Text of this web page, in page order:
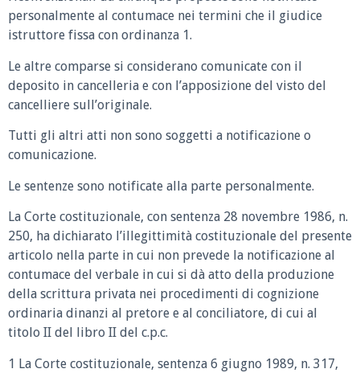
personalmente al contumace nei termini che il giudice
istruttore fissa con ordinanza 1.
Le altre comparse si considerano comunicate con il
deposito in cancelleria e con l’apposizione del visto del
cancelliere sull’originale.
Tutti gli altri atti non sono soggetti a notificazione o
comunicazione.
Le sentenze sono notificate alla parte personalmente.
La Corte costituzionale, con sentenza 28 novembre 1986, n.
250, ha dichiarato l’illegittimità costituzionale del presente
articolo nella parte in cui non prevede la notificazione al
contumace del verbale in cui si dà atto della produzione
della scrittura privata nei procedimenti di cognizione
ordinaria dinanzi al pretore e al conciliatore, di cui al
titolo II del libro II del c.p.c.
1 La Corte costituzionale, sentenza 6 giugno 1989, n. 317,